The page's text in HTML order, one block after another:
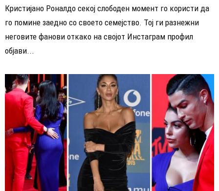
Кристијано Роналдо секој слободен момент го користи да
го помине заедно со своето семејство. Тој ги разнежни
неговите фанови откако на својот Инстаграм профил
објави...